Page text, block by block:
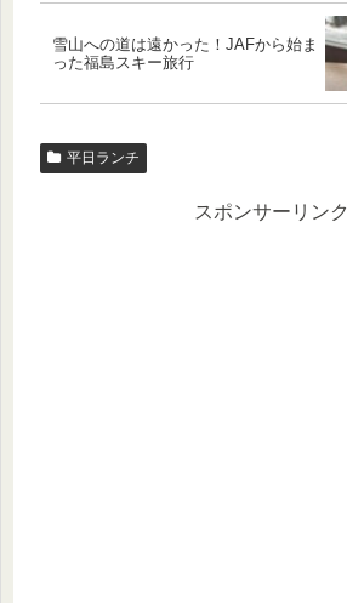
雪山への道は遠かった！JAFから始ま
った福島スキー旅行
平日ランチ
スポンサーリンク